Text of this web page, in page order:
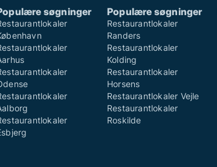
søgninger Populære søgninger
Restaurantlokaler
Randers
Restaurantlokaler
Kolding
Restaurantlokaler
Horsens
Restaurantlokaler Vejle
Restaurantlokaler
Roskilde